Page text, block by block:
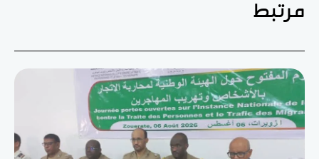
مرتبط